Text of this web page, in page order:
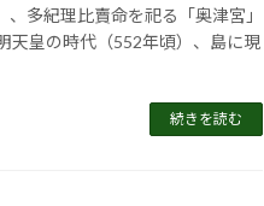
多紀理比賣命を祀る「奥津宮」
天皇の時代（552年頃）、島に現
続きを読む